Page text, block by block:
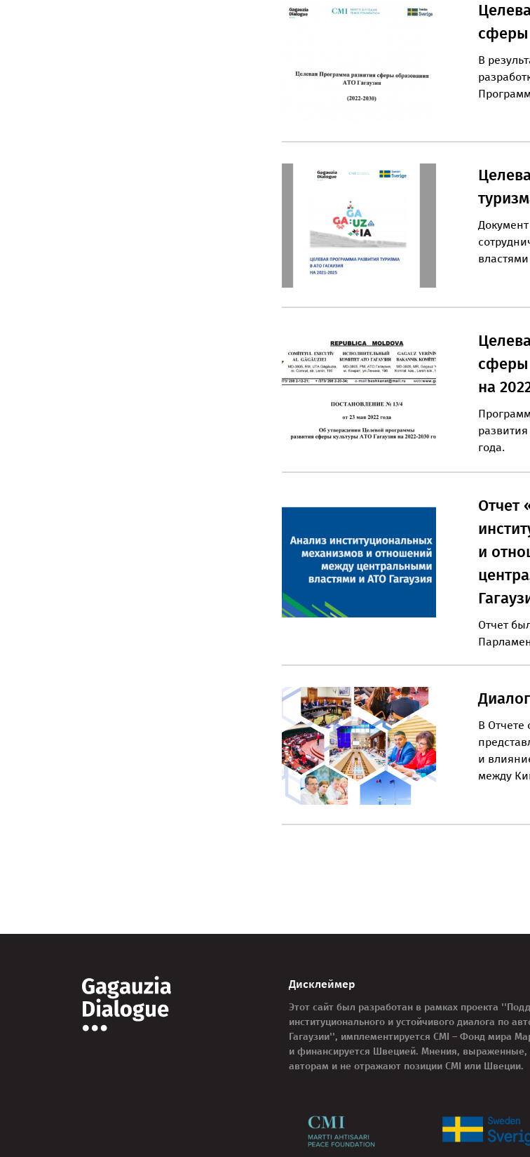
сферы
В
сферы
на
года.
Отчет
и
Отчет
В Отчете
и
между
Дисклеймер
Этот сайт был разработан в рамках проекта
институционального и устойчивого диалога по
Гагаузии'', имплементируется CMI – Фонд мира
и финансируется Швецией. Мнения, выраженные,
авторам и не отражают позиции CMI или Швеции.